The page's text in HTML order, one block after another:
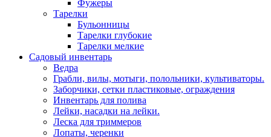
Фужеры
Тарелки
Бульонницы
Тарелки глубокие
Тарелки мелкие
Садовый инвентарь
Ведра
Грабли, вилы, мотыги, полольники, культиваторы.
Заборчики, сетки пластиковые, ограждения
Инвентарь для полива
Лейки, насадки на лейки.
Леска для триммеров
Лопаты, черенки